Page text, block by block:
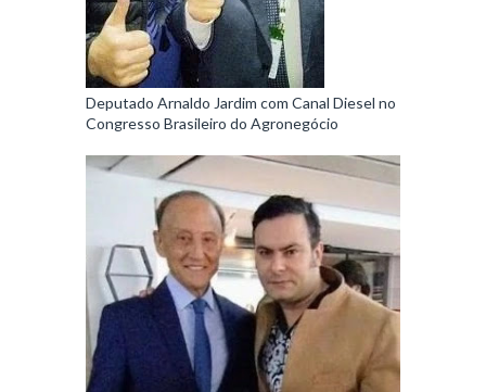
Deputado Arnaldo Jardim com Canal Diesel no
Congresso Brasileiro do Agronegócio